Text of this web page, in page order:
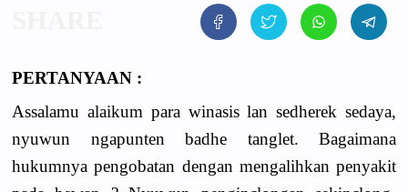
PERTANYAAN :
Assalamu alaikum para winasis lan sedherek sedaya,
nyuwun ngapunten badhe tanglet. Bagaimana
hukumnya pengobatan dengan mengalihkan penyakit